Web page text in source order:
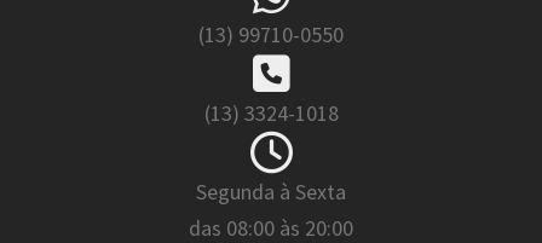
(13) 99710-0550
(13) 3324-1018
Segunda à Sexta
das 08:00 às 20:00